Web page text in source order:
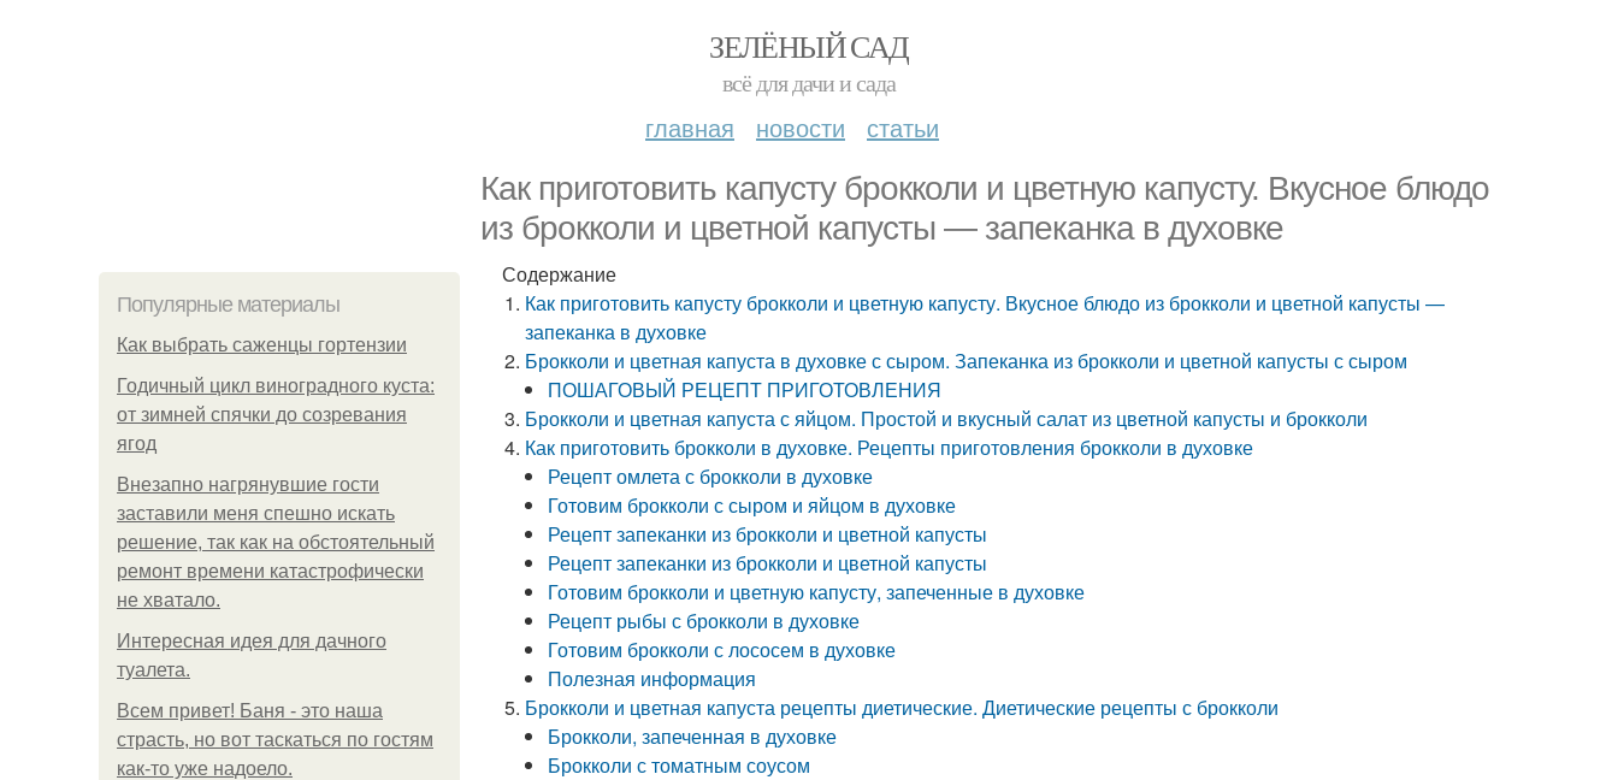
ЗЕЛЁНЫЙ САД
всё для дачи и сада
главная новости статьи
Как приготовить капусту брокколи и цветную капусту. Вкусное блюдо
из брокколи и цветной капусты — запеканка в духовке
Популярные материалы
Как выбрать саженцы гортензии
Годичный цикл виноградного куста:
от зимней спячки до созревания
ягод
Внезапно нагрянувшие гости
заставили меня спешно искать
решение, так как на обстоятельный
ремонт времени катастрофически
не хватало.
Интересная идея для дачного
туалета.
Всем привет! Баня - это наша
страсть, но вот таскаться по гостям
как-то уже надоело.
Содержание
Как приготовить капусту брокколи и цветную капусту. Вкусное блюдо из брокколи и цветной капусты —
запеканка в духовке
Брокколи и цветная капуста в духовке с сыром. Запеканка из брокколи и цветной капусты с сыром
ПОШАГОВЫЙ РЕЦЕПТ ПРИГОТОВЛЕНИЯ
Брокколи и цветная капуста с яйцом. Простой и вкусный салат из цветной капусты и брокколи
Как приготовить брокколи в духовке. Рецепты приготовления брокколи в духовке
Рецепт омлета с брокколи в духовке
Готовим брокколи с сыром и яйцом в духовке
Рецепт запеканки из брокколи и цветной капусты
Рецепт запеканки из брокколи и цветной капусты
Готовим брокколи и цветную капусту, запеченные в духовке
Рецепт рыбы с брокколи в духовке
Готовим брокколи с лососем в духовке
Полезная информация
Брокколи и цветная капуста рецепты диетические. Диетические рецепты с брокколи
Брокколи, запеченная в духовке
Брокколи с томатным соусом